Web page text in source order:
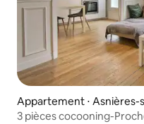
Appartement ⋅ Asnières-
3 pièces cocooning-